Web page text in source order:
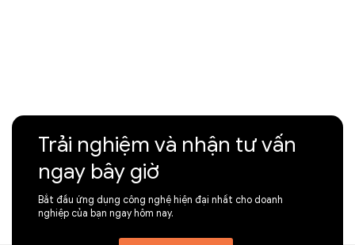
Trải nghiệm và nhận tư vấn
ngay bây giờ
Bắt đầu ứng dụng công nghệ hiện đại nhất cho doanh
nghiệp của bạn ngay hôm nay.